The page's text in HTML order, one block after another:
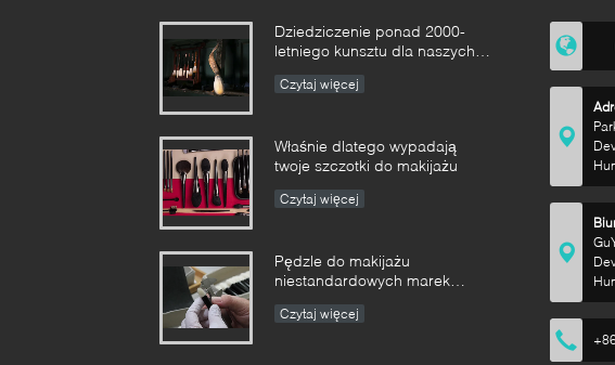
Dziedziczenie ponad 2000-
letniego kunsztu dla naszych
prowincji Hunan
Czytaj więcej
Właśnie dlatego wypadają
twoje szczotki do makijażu
Czytaj więcej
Pędzle do makijażu
niestandardowych marek
Enterprise Standard
Czytaj więcej